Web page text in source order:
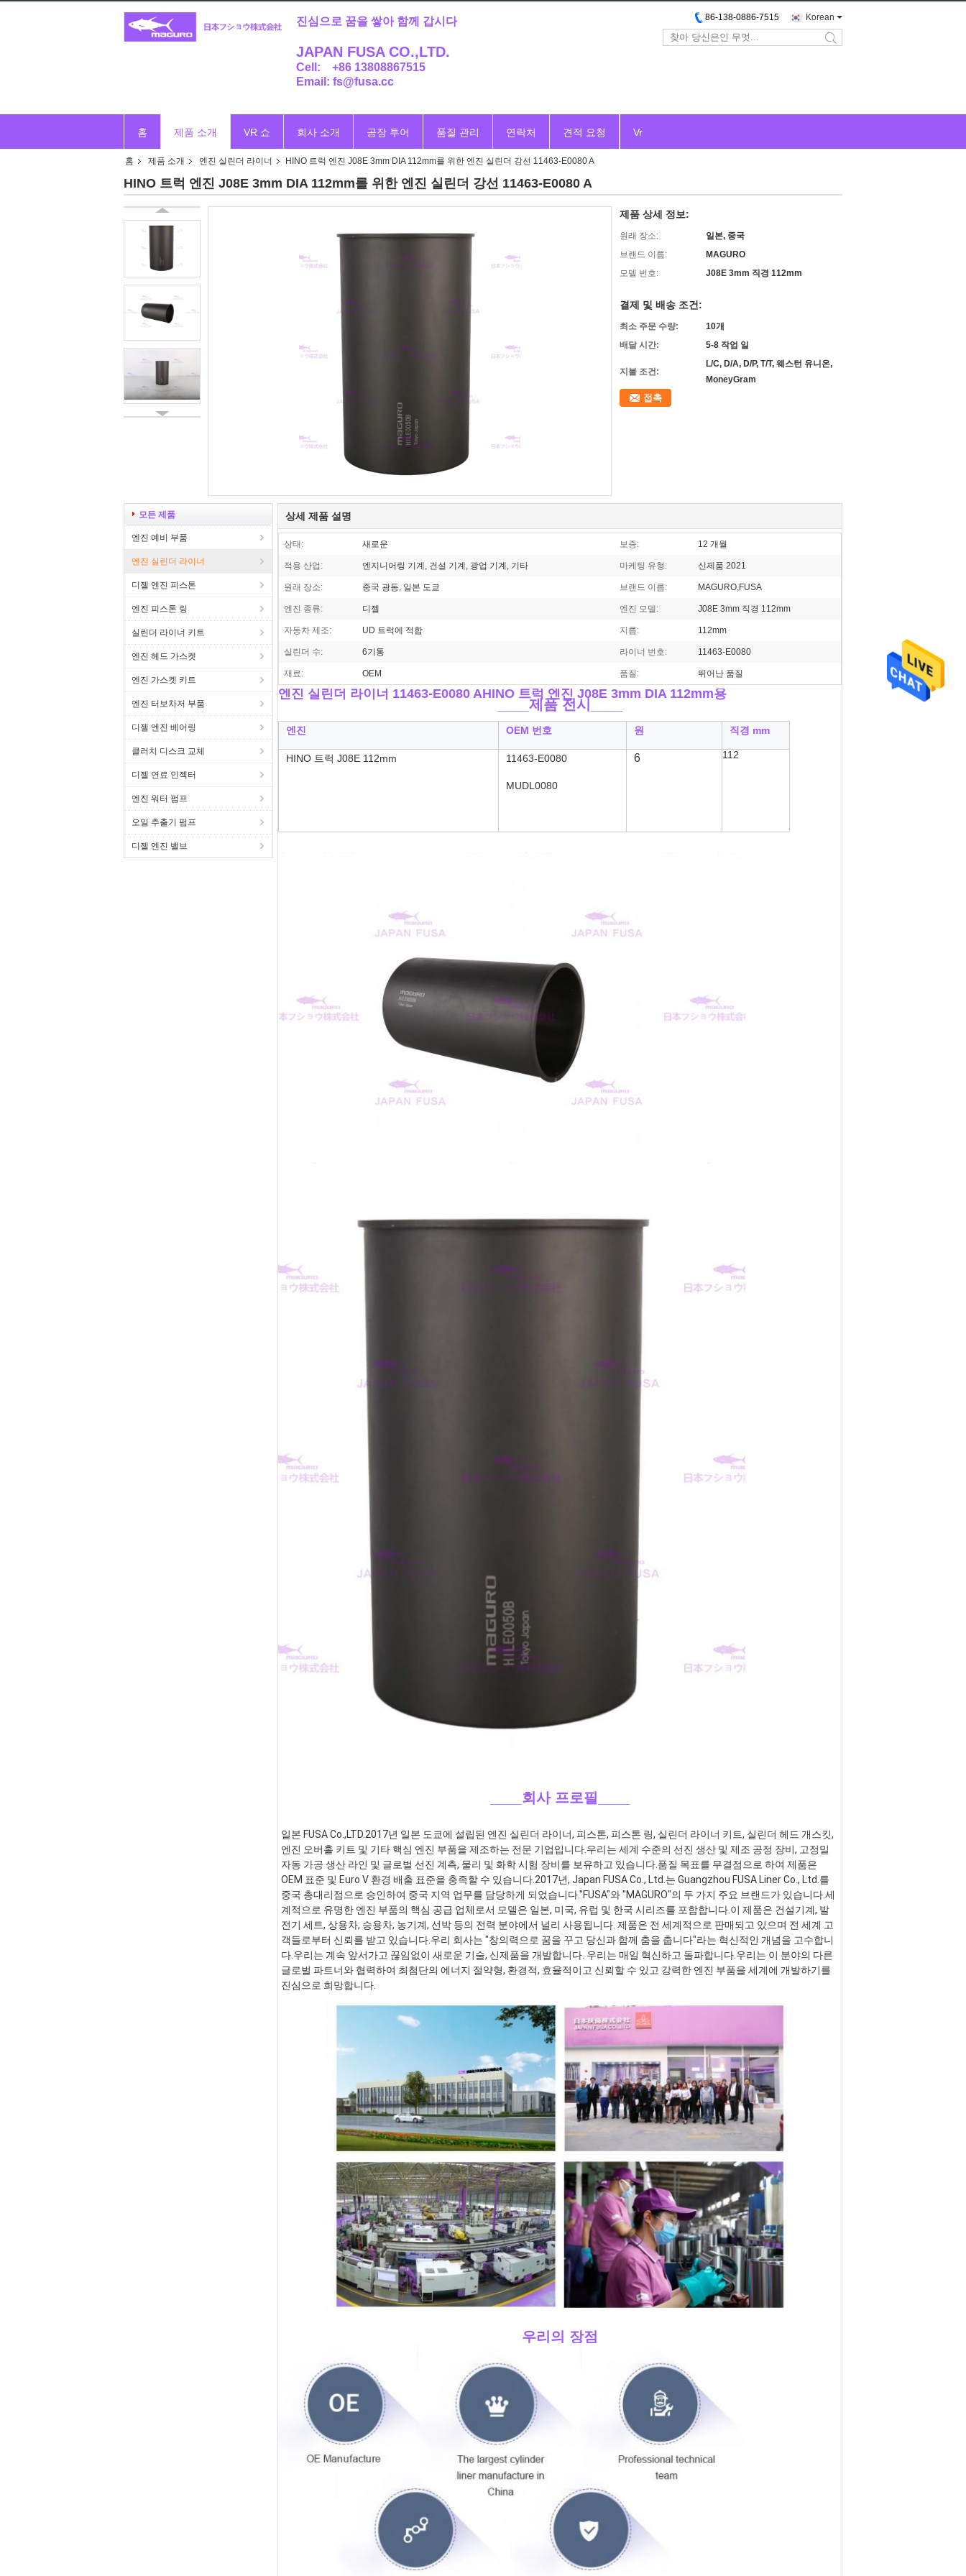
진심으로 꿈을 쌓아 함께 갑시다
JAPAN FUSA CO.,LTD.
Cell: +86 13808867515
Email: fs@fusa.cc
Korean
86-138-0886-7515
search
홈 제품 소개 VR 쇼 회사 소개 공장 투어 품질 관리 연락처 견적 요청 Vr
홈 제품 소개 엔진 실린더 라이너 HINO 트럭 엔진 J08E 3mm DIA 112mm를 위한 엔진 실린더 강선 11463-E0080 A
HINO 트럭 엔진 J08E 3mm DIA 112mm를 위한 엔진 실린더 강선 11463-E0080 A
제품 상세 정보:
원래 장소:
일본, 중국
브랜드 이름:
MAGURO
모델 번호:
J08E 3mm 직경 112mm
결제 및 배송 조건:
최소 주문 수량:
10개
배달 시간:
5-8 작업 일
지불 조건:
L/C, D/A, D/P, T/T, 웨스턴 유니온,
MoneyGram
접촉
모든 제품
엔진 예비 부품
엔진 실린더 라이너
디젤 엔진 피스톤
엔진 피스톤 링
실린더 라이너 키트
엔진 헤드 가스켓
엔진 가스켓 키트
엔진 터보차저 부품
디젤 엔진 베어링
클러치 디스크 교체
디젤 연료 인젝터
엔진 워터 펌프
오일 추출기 펌프
디젤 엔진 밸브
상세 제품 설명
상태: 새로운 보증: 12 개월
적용 산업: 엔지니어링 기계, 건설 기계, 광업 기계, 기타 마케팅 유형: 신제품 2021
원래 장소: 중국 광동, 일본 도쿄 브랜드 이름: MAGURO,FUSA
엔진 종류: 디젤 엔진 모델: J08E 3mm 직경 112mm
자동차 제조: UD 트럭에 적합 지름: 112mm
실린더 수: 6기통 라이너 번호: 11463-E0080
재료: OEM 품질: 뛰어난 품질
엔진 실린더 라이너 11463-E0080 AHINO 트럭 엔진 J08E 3mm DIA 112mm용
제품 전시____
엔진 OEM 번호 원 직경 mm
HINO 트럭 J08E 112mm 11463-E0080
MUDL0080
6 112
____회사 프로필
일본 FUSA Co.,LTD.2017년 일본 도쿄에 설립된 엔진 실린더 라이너, 피스톤, 피스톤 링, 실린더 라이너 키트, 실린더 헤드 개스킷,
엔진 오버홀 키트 및 기타 핵심 엔진 부품을 제조하는 전문 기업입니다.우리는 세계 수준의 선진 생산 및 제조 공정 장비, 고정밀
자동 가공 생산 라인 및 글로벌 선진 계측, 물리 및 화학 시험 장비를 보유하고 있습니다.품질 목표를 무결점으로 하여 제품은
OEM 표준 및 Euro V 환경 배출 표준을 충족할 수 있습니다.2017년, Japan FUSA Co., Ltd.는 Guangzhou FUSA Liner Co., Ltd.를
중국 총대리점으로 승인하여 중국 지역 업무를 담당하게 되었습니다."FUSA"와 "MAGURO"의 두 가지 주요 브랜드가 있습니다.세
계적으로 유명한 엔진 부품의 핵심 공급 업체로서 모델은 일본, 미국, 유럽 및 한국 시리즈를 포함합니다.이 제품은 건설기계, 발
전기 세트, 상용차, 승용차, 농기계, 선박 등의 전력 분야에서 널리 사용됩니다. 제품은 전 세계적으로 판매되고 있으며 전 세계 고
객들로부터 신뢰를 받고 있습니다.우리 회사는 "창의력으로 꿈을 꾸고 당신과 함께 춤을 춥니다"라는 혁신적인 개념을 고수합니
다.우리는 계속 앞서가고 끊임없이 새로운 기술, 신제품을 개발합니다. 우리는 매일 혁신하고 돌파합니다.우리는 이 분야의 다른
글로벌 파트너와 협력하여 최첨단의 에너지 절약형, 환경적, 효율적이고 신뢰할 수 있고 강력한 엔진 부품을 세계에 개발하기를
진심으로 희망합니다.
____우리의 장점